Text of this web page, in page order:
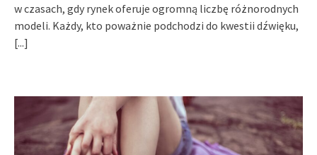
w czasach, gdy rynek oferuje ogromną liczbę różnorodnych
modeli. Każdy, kto poważnie podchodzi do kwestii dźwięku,
[...]